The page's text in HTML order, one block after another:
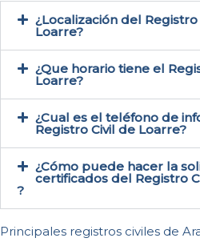
¿Localización del Registro
Loarre​?
¿Que horario tiene el
Loarre?
¿Cual es el teléfono de
Registro Civil de Loarre​?
¿Cómo puede hacer la
certificados del Registro
?
Principales registros civiles de